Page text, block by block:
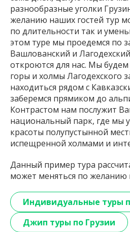
разнообразные уголки
желанию наших гостей тур
по длительности так и
этом туре мы проедемся по
Вашлованский и
откроются для нас. Мы будем
горы и холмы Лагодехского
находиться рядом с
заберемся прямиком до
Контрастом нам послужит
национальный парк, где мы
красоты полупустынной
испещренной холмами и
Данный пример тура
может меняться по желанию
Индивидуальные туры
Джип туры по Грузии